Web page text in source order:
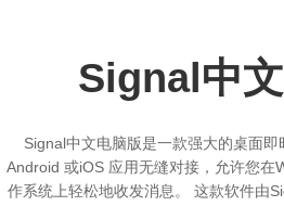
Signal中
Signal中文电脑版是一款强大的桌面
Android 或iOS 应用无缝对接，允许您在
作系统上轻松地收发消息。 这款软件由